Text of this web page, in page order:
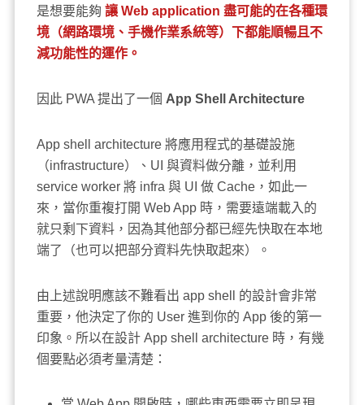
是想要能夠 讓 Web application 盡可能的在各種環
境（網路環境、手機作業系統等）下都能順暢且不
減功能性的運作。
因此 PWA 提出了一個 App Shell Architecture
App shell architecture 將應用程式的基礎設施
（infrastructure）、UI 與資料做分離，並利用
service worker 將 infra 與 UI 做 Cache，如此一
來，當你重複打開 Web App 時，需要遠端載入的
就只剩下資料，因為其他部分都已經先快取在本地
端了（也可以把部分資料先快取起來）。
由上述說明應該不難看出 app shell 的設計會非常
重要，他決定了你的 User 進到你的 App 後的第一
印象。所以在設計 App shell architecture 時，有幾
個要點必須考量清楚：